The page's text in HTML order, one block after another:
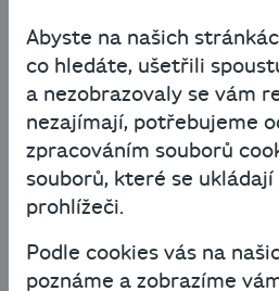
spojit síly a
podporovat
Byznys know-how
19. listopadu 2020 2
S myšlenkou projektu
přišla Danuše Siering,
Abyste na našich
co hledáte, ušetřili
a nezobrazovaly se vám
nezajímají, potřebujeme
zpracováním souborů
souborů, které se ukládají
prohlížeči.
Podle cookies vás na
poznáme a zobrazíme